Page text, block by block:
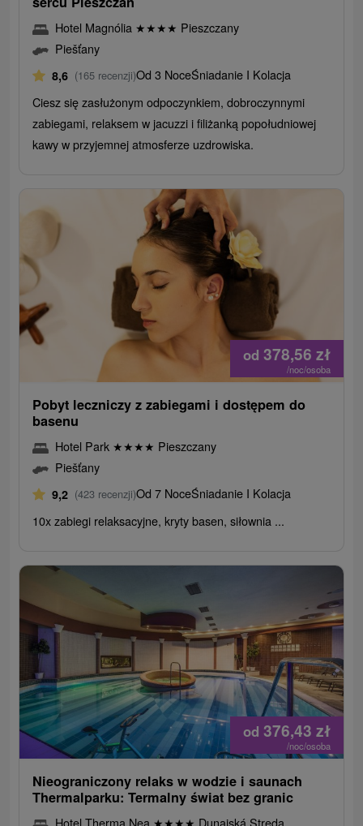
Hotel Magnólia ★★★★ Pieszczany
Piešťany
8,6 (165 recenzji)Od 3 NoceŚniadanie I Kolacja
Ciesz się zasłużonym odpoczynkiem, dobroczynnymi
zabiegami, relaksem w jacuzzi i filiżanką popołudniowej
kawy w przyjemnej atmosferze uzdrowiska.
od 378,56 zł
/noc/osoba
Pobyt leczniczy z zabiegami i dostępem do
basenu
Hotel Park ★★★★ Pieszczany
Piešťany
9,2 (423 recenzji)Od 7 NoceŚniadanie I Kolacja
10x zabiegi relaksacyjne, kryty basen, siłownia ...
od 376,43 zł
/noc/osoba
Nieograniczony relaks w wodzie i saunach
Thermalparku: Termalny świat bez granic